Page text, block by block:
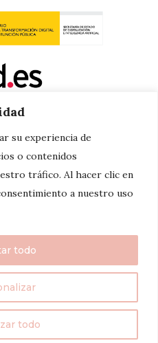
su experiencia de
o contenidos
tráfico. Al hacer clic en
a nuestro uso
todo
todo